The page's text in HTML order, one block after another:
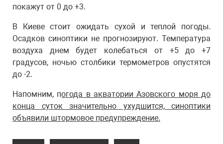
покажут от 0 до +3.
В Киеве стоит ожидать сухой и теплой погоды.
Осадков синоптики не прогнозируют. Температура
воздуха днем будет колебаться от +5 до +7
градусов, ночью столбики термометров опустятся
до -2.
Напомним, погода в акватории Азовского моря до
конца суток значительно ухудшится, синоптики
объявили штормовое предупреждение.